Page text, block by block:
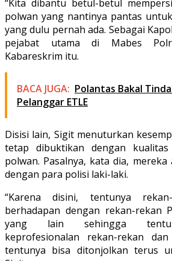
“Kita dibantu betul-betul
polwan yang nantinya pantas
yang dulu pernah ada. Sebagai
pejabat utama di Mabes
Kabareskrim itu.
BACA JUGA: Polantas Bakal
Pelanggar ETLE
Disisi lain, Sigit menuturkan
tetap dibuktikan dengan
polwan. Pasalnya, kata dia,
dengan para polisi laki-laki.
“Karena disini, tentunya
berhadapan dengan rekan-rekan
yang lain sehingga
keprofesionalan rekan-rekan
tentunya bisa ditonjolkan terus